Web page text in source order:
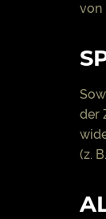
von
der
(z.